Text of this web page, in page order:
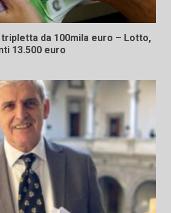
da 100mila euro – Lotto,
13.500 euro